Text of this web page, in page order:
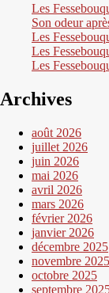
Les
Son odeur
Les
Les
Les
Archives
août 2026
juillet 2026
juin 2026
mai 2026
avril 2026
mars 2026
février 2026
janvier 2026
décembre 2025
novembre 2025
octobre 2025
septembre